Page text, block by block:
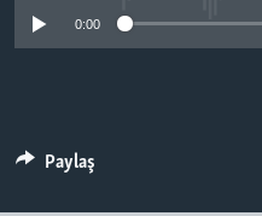
Dillər
0:00
Paylaş